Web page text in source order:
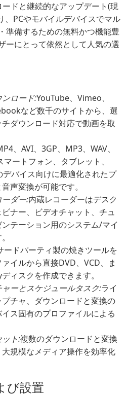
ドと継続的なアップデート(現
、PCやモバイルデバイスでマル
準備するための無料かつ機能豊
ーにとって依然として人気の選
ロード:YouTube、Vimeo、
など数千のサイトから、選
ダウンロード対応で動画を取
、AVI、3GP、MP3、WAV、
ートフォン、タブレット、
バイス向けに最適化されたプ
声変換が可能です。
ダー:内蔵レコーダーはデスク
ナー、ビデオチャット、チュ
テーション用のシステム/マイ
ードパーティ製の焼きツールを
イルから直接DVD、VCD、ま
ィスクを作成できます。
ーとスケジュールタスク:ライ
チャ、ダウンロードと変換の
ス固有のプロファイルによる
ト:複数のダウンロードと変換
規模なメディア操作を効率化
び設置